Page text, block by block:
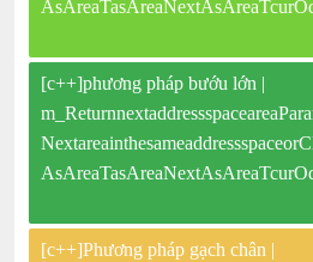
[c++]phương pháp bướu lớn |
[c++]Phương pháp gạch chân |